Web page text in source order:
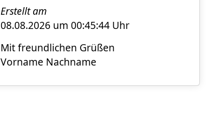
Erstellt am
08.08.2026 um 00:45:44 Uhr
Mit freundlichen Grüßen
Vorname Nachname